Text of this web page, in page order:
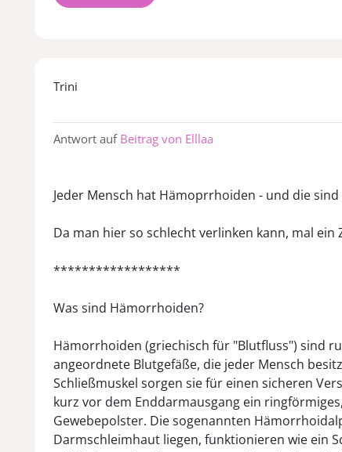
Trini
Antwort auf Beitrag von Elllaa
Jeder Mensch hat Hämoprrhoiden - und die
Da man hier so schlecht verlinken kann, mal ein
******************
Was sind Hämorrhoiden?
Hämorrhoiden (griechisch für "Blutfluss") sind
angeordnete Blutgefäße, die jeder Mensch
Schließmuskel sorgen sie für einen sicheren
kurz vor dem Enddarmausgang ein
Gewebepolster. Die sogenannten
Darmschleimhaut liegen, funktionieren wie ein